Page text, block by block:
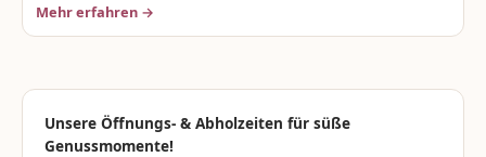
Mehr erfahren →
Unsere Öffnungs- & Abholzeiten für süße
Genussmomente!